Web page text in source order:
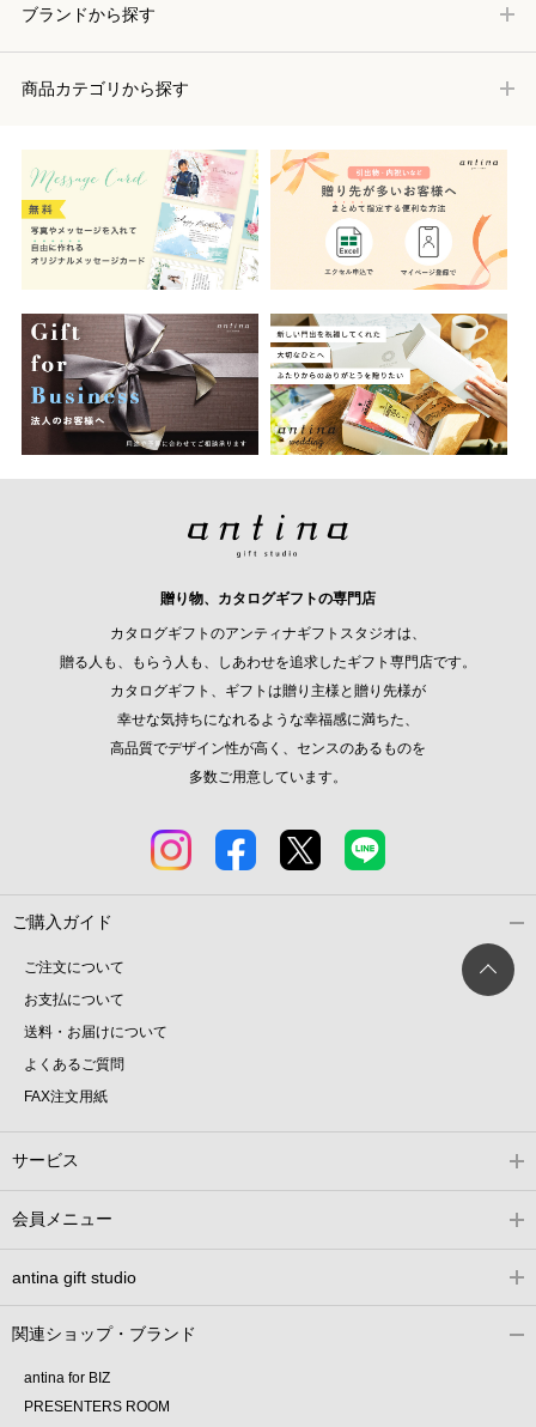
ブランドから探す
商品カテゴリから探す
贈り物、カタログギフトの専門店
カタログギフトのアンティナギフトスタジオは、
贈る人も、もらう人も、しあわせを追求したギフト専門店です。
カタログギフト、ギフトは贈り主様と贈り先様が
幸せな気持ちになれるような幸福感に満ちた、
高品質でデザイン性が高く、センスのあるものを
多数ご用意しています。
ご購入ガイド
ご注文について
お支払について
送料・お届けについて
よくあるご質問
FAX注文用紙
サービス
会員メニュー
antina gift studio
関連ショップ・ブランド
antina for BIZ
PRESENTERS ROOM